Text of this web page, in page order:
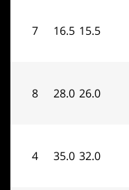
16.5
7
28.0
8
35.0
4